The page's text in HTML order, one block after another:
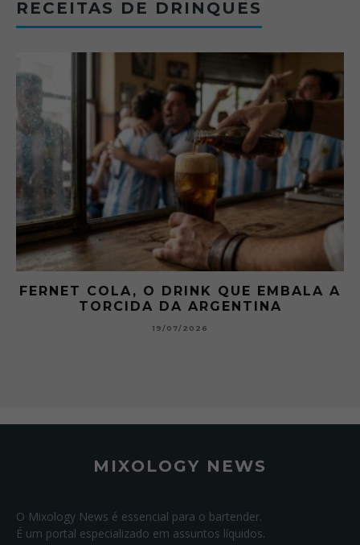
RECEITAS DE DRINQUES
FERNET COLA, O DRINK QUE EMBALA A
TORCIDA DA ARGENTINA
19/07/2026
MIXOLOGY NEWS
O Mixology News é essencial para o bartender.
É um portal especializado em assuntos líquidos.